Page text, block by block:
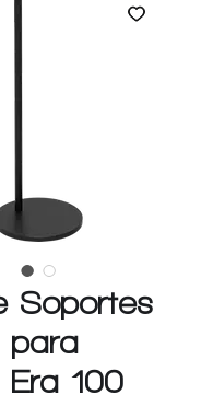
Soportes
para
Era 100